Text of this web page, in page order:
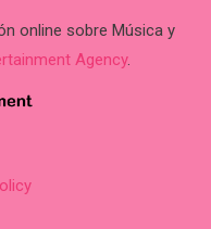
online sobre Música y
Agency.